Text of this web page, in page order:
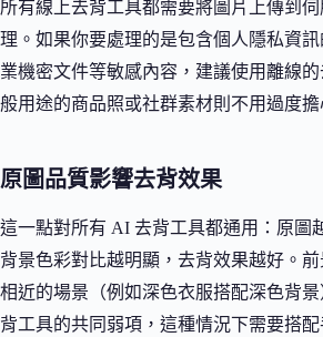
所有線上去背工具都需要將圖片上傳到
理。如果你要處理的是包含個人隱私資
業機密文件等敏感內容，建議使用離線
般用途的商品照或社群素材則不用過度擔
原圖品質影響去背效果
這一點對所有 AI 去背工具都通用：原圖
背景色彩對比越明顯，去背效果越好。
相近的場景（例如深色衣服搭配深色背
背工具的共同弱項，這種情況下需要搭